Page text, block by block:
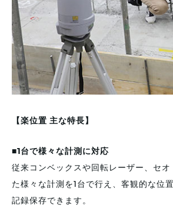
【楽位置 主な特長】
■1台で様々な計測に対応
従来コンベックスや回転レーザー、セ
た様々な計測を1台で行え、客観的な位
記録保存できます。